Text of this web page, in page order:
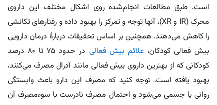
است. طبق مطالعات انجام‌شده روی اشکال مختلف این داروی
محرک (IR و XR)، آنها توجه و تمرکز را بهبود داده و رفتارهای تکانشی
را کاهش می‌دهند. همچنین بر اساس تحقیقات دربارۀ درمان دارویی
بیش فعالی کودکان،علائم بیش فعالی
در حدود ۷۵ تا ۸۰ درصد
کودکانی که از بهترین داروی بیش فعالی مانند آدرال مصرف می‌کنند،
بهبود یافته است. توجه کنید که مصرف این دارو باعث وابستگی
روانی یا جسمی می‌شود و احتمال مصرف نادرست یا سوءمصرف آن